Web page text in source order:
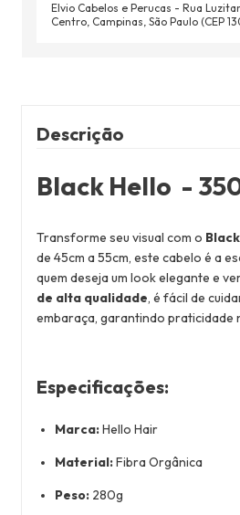
Elvio Cabelos e Perucas - Rua
Centro, Campinas, São Paulo (CEP
Descrição
Black Hello -
Transforme seu visual com o
de 45cm a 55cm, este cabelo é a
quem deseja um look elegante e
de alta qualidade, é fácil de
embaraça, garantindo praticidade
Especificações:
Marca:Hello Hair
Material:Fibra Orgânica
Peso: 280g